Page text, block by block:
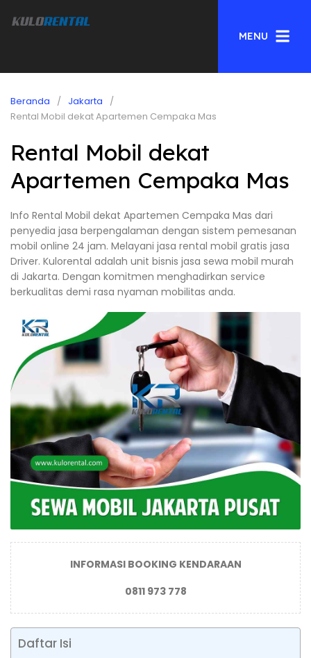
MENU
Beranda
Jakarta
Rental Mobil dekat Apartemen Cempaka Mas
Rental Mobil dekat
Apartemen Cempaka Mas
Info Rental Mobil dekat Apartemen Cempaka Mas dari
penyedia jasa berpengalaman dengan sistem pemesanan
mobil online 24 jam. Melayani jasa rental mobil gratis jasa
Driver. Kulorental adalah unit bisnis jasa sewa mobil murah
di Jakarta. Dengan komitmen menghadirkan service
berkualitas demi rasa nyaman mobilitas anda.
INFORMASI BOOKING KENDARAAN
0811 973 778
Daftar Isi